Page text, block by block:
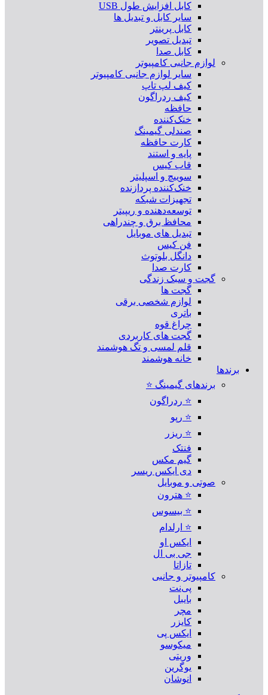
کابل افزایش طول USB
سایر کابل و تبدیل ها
کابل پرینتر
تبدیل تصویر
کابل صدا
لوازم جانبی کامپیوتر
سایر لوازم جانبی کامپیوتر
کیف لپ تاپ
کیف ردراگون
حافظه
خنک‌کننده
صندلی گیمینگ
کارت حافظه
پایه و استند
قاب کیس
سوییچ و اسپلیتر
خنک‌کننده پردازنده
تجهیزات شبکه
توسعه‌دهنده و ریپیتر
محافظ برق و چندراهی
تبدیل های موبایل
فن کیس
دانگل بلوتوث
کارت صدا
گجت و سبک زندگی
گجت ها
لوازم شخصی برقی
باتری
چراغ قوه
گجت های کاربردی
قلم لمسی و تگ هوشمند
خانه هوشمند
برندها
برندهای گیمینگ ⭐
⭐ ردراگون
⭐ رپو
⭐ ریزر
فنتک
گیم مکس
دی ایکس ریسر
صوتی و موبایل
⭐ هترون
⭐ بیسوس
⭐ ارلدام
ایکس او
جی بی ال
تازاتا
کامپیوتر و جانبی
پی‌نت
بایبل
مچر
کایزر
ایکس پی
میکوسو
وریتی
یوگرین
انوشان